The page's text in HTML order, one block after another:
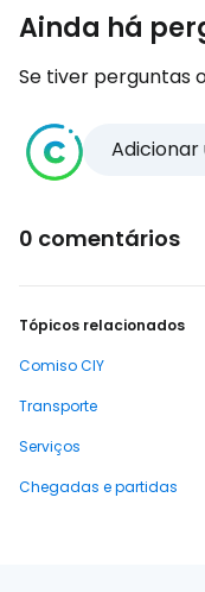
Ainda há
Se tiver perguntas
Adicionar
0 comentários
Tópicos relacionados
Comiso CIY
Transporte
Serviços
Chegadas e partidas